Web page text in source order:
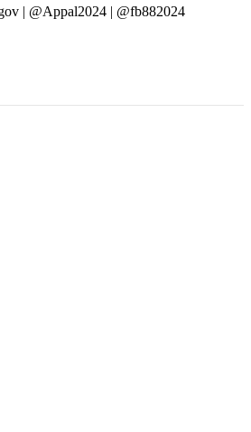
| @Appal2024 | @fb882024